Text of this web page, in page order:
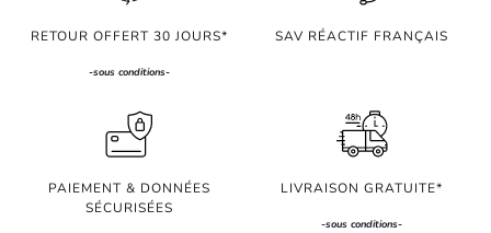
RETOUR OFFERT 30 JOURS*
-sous conditions-
SAV RÉACTIF FRANÇAIS
PAIEMENT & DONNÉES
SÉCURISÉES
LIVRAISON GRATUITE*
-sous conditions-